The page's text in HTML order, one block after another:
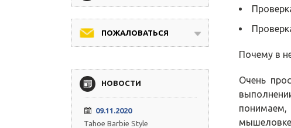
Почему в
Очень
ПОЖАЛОВАТЬСЯ
НОВОСТИ
09.11.2020
Tahoe Barbie Style